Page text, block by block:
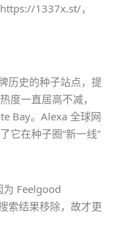
1337x.st/，
历史的种子站点，提
度一直居高不减，
Bay。Alexa 全球网
它在种子圈“新一线”
Feelgood
索结果移除，故才更